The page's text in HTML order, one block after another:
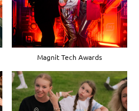
Magnit Tech Awards